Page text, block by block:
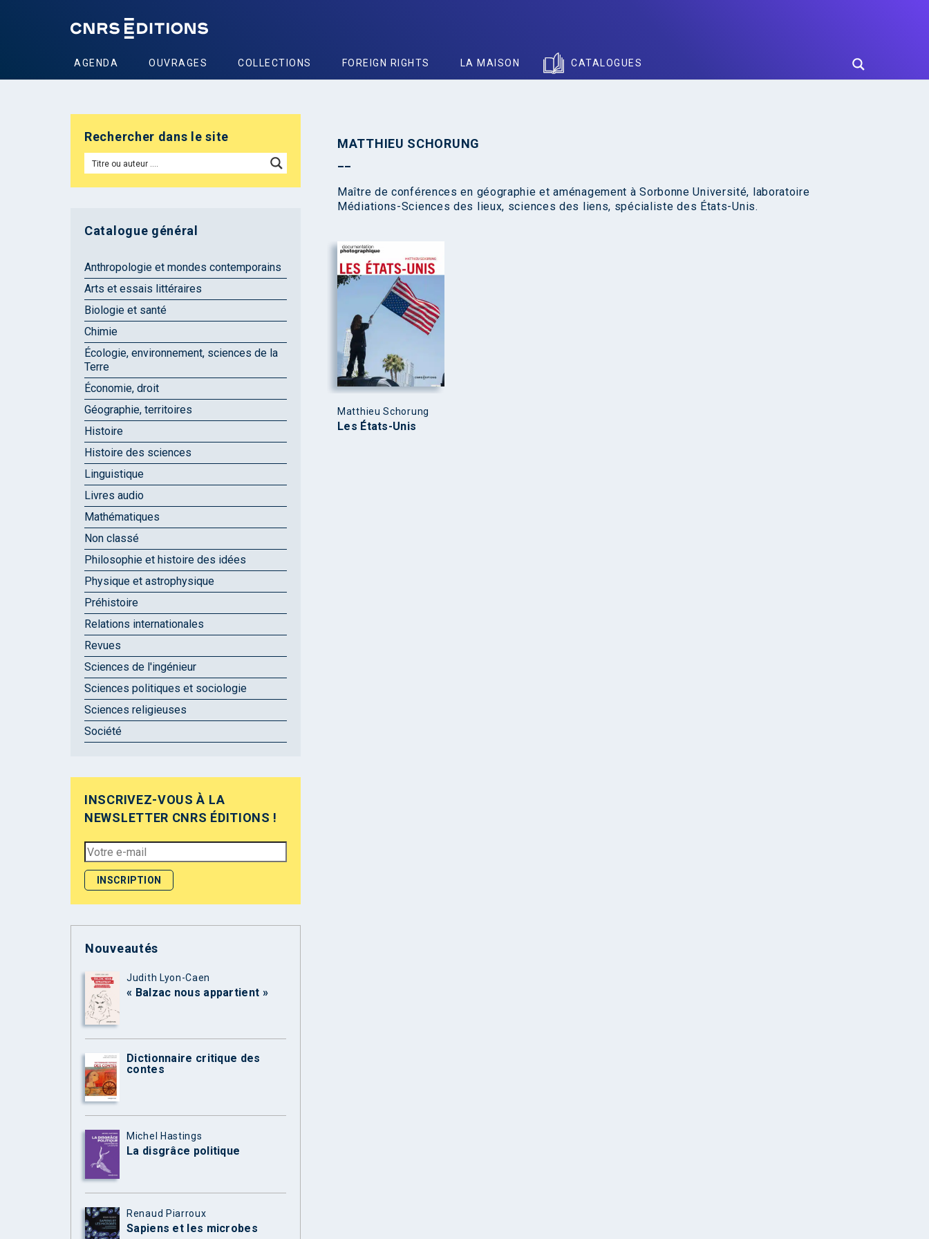
AGENDA OUVRAGES COLLECTIONS FOREIGN RIGHTS LA MAISON CATALOGUES
MATTHIEU SCHORUNG
Maître de conférences en géographie et aménagement à Sorbonne Université, laboratoire
Médiations-Sciences des lieux, sciences des liens, spécialiste des États-Unis.
Matthieu Schorung
Les États-Unis
Rechercher dans le site
Catalogue général
Anthropologie et mondes contemporains
Arts et essais littéraires
Biologie et santé
Chimie
Écologie, environnement, sciences de la
Terre
Économie, droit
Géographie, territoires
Histoire
Histoire des sciences
Linguistique
Livres audio
Mathématiques
Non classé
Philosophie et histoire des idées
Physique et astrophysique
Préhistoire
Relations internationales
Revues
Sciences de l'ingénieur
Sciences politiques et sociologie
Sciences religieuses
Société
INSCRIVEZ-VOUS À LA
NEWSLETTER CNRS ÉDITIONS !
Nouveautés
Judith Lyon-Caen
« Balzac nous appartient »
Dictionnaire critique des
contes
Michel Hastings
La disgrâce politique
Renaud Piarroux
Sapiens et les microbes